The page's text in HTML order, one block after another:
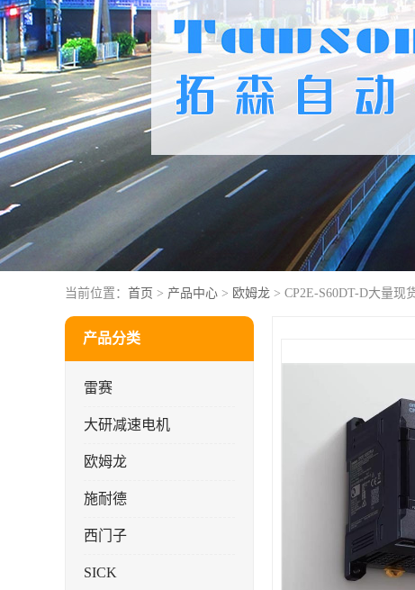
当前位置： 首页 > 产品中心 > 欧姆龙 > CP2E-S60DT-D大量现
产品分类
雷赛
大研减速电机
欧姆龙
施耐德
西门子
SICK